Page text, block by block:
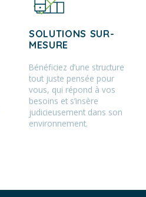
SOLUTIONS SUR-
MESURE
Bénéficiez d’une structure
tout juste pensée pour
vous, qui répond à vos
besoins et s’insère
judicieusement dans son
environnement.